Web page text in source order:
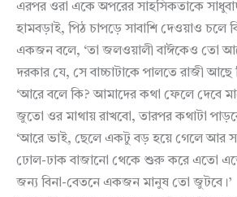
এরপর ওরা একে অপরের সাহসিকতাকে সাধুবাদ
হামবড়াই, পিঠ চাপড়ে সাবাশি দেওয়াও চলে
একজন বলে, ‘তা জলওয়ালী বাঈকেও তো
দরকার যে, সে বাচ্চাটাকে পালতে রাজী আছে
‘আরে বলে কি? আমাদের কথা ফেলে দেবে
জুতো ওর মাথায় রাখবো, তারপর কথাটা
‘আরে ভাই, ছেলে একটু বড় হয়ে গেলে আর
ঢোল-ঢাক বাজানো থেকে শুরু করে এতো
জন্য বিনা-বেতনে একজন মানুষ তো জুটবে।’